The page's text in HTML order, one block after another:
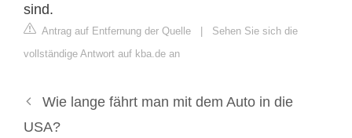
sind.
Antrag auf Entfernung der Quelle | Sehen Sie sich die
vollständige Antwort auf kba.de an
Wie lange fährt man mit dem Auto in die
USA?